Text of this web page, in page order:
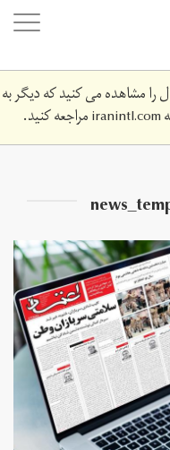
را مشاهده می کنید که دیگر به
iranintl.comمراجعه کنید.